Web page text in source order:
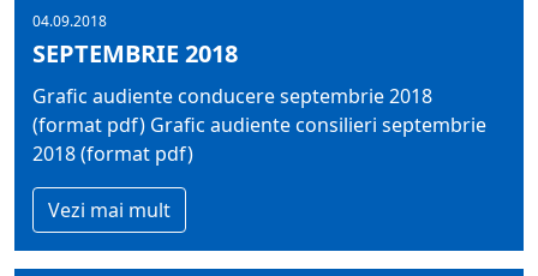
04.09.2018
SEPTEMBRIE 2018
Grafic audiente conducere septembrie 2018
(format pdf) Grafic audiente consilieri septembrie
2018 (format pdf)
Vezi mai mult